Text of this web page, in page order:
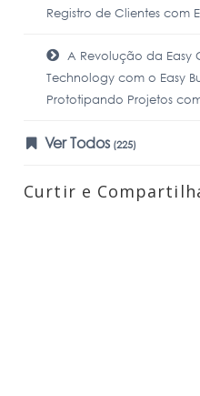
Registro de Clientes com
A Revolução da Easy
Technology com o Easy
Prototipando Projetos
Ver Todos (225)
Curtir e